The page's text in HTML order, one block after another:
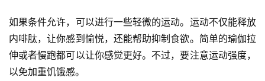
如果条件允许，可以进行一些轻微的运动。运动不仅能释放
内啡肽，让你感到愉悦，还能帮助抑制食欲。简单的瑜伽拉
伸或者慢跑都可以让你感觉更好。不过，要注意运动强度，
以免加重饥饿感。